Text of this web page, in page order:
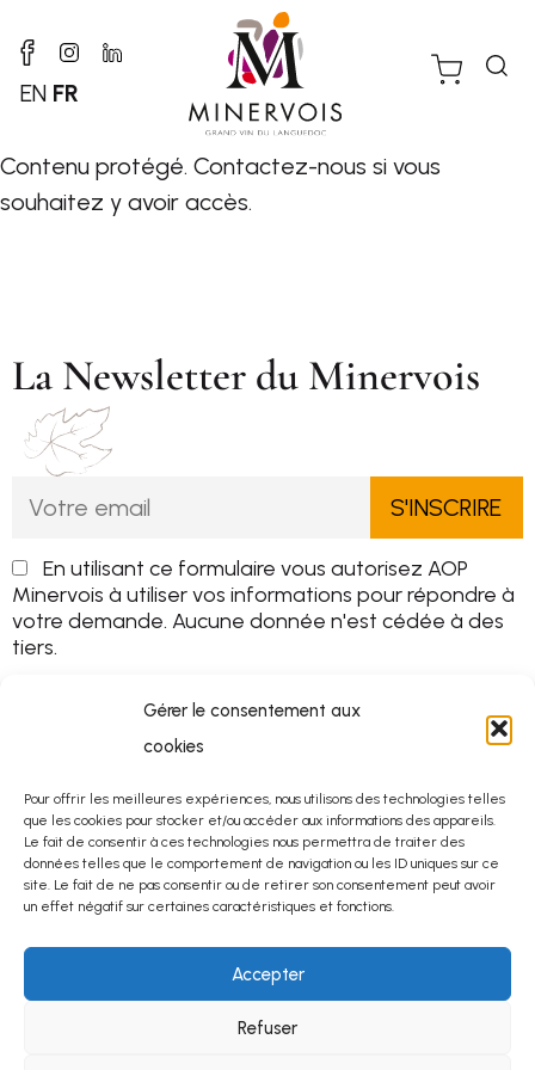
Gérer le consentement aux
cookies
Pour offrir les meilleures expériences, nous utilisons des technologies telles
que les cookies pour stocker et/ou accéder aux informations des appareils.
Le fait de consentir à ces technologies nous permettra de traiter des
données telles que le comportement de navigation ou les ID uniques sur ce
site. Le fait de ne pas consentir ou de retirer son consentement peut avoir
un effet négatif sur certaines caractéristiques et fonctions.
Accepter
Refuser
EN FR
Contenu protégé. Contactez-nous si vous
souhaitez y avoir accès.
La Newsletter du Minervois
En utilisant ce formulaire vous autorisez AOP
Minervois à utiliser vos informations pour répondre à
votre demande. Aucune donnée n'est cédée à des
tiers.